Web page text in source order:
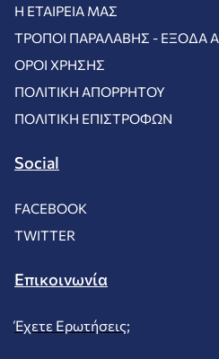
Η ΕΤΑΙΡΕΊΑ ΜΑΣ
ΤΡΌΠΟΙ ΠΑΡΑΛΑΒΉΣ - ΈΞΟΔΑ
ΌΡΟΙ ΧΡΉΣΗΣ
ΠΟΛΙΤΙΚΉ ΑΠΟΡΡΉΤΟΥ
ΠΟΛΙΤΙΚΉ ΕΠΙΣΤΡΟΦΏΝ
Social
FACEBOOK
TWITTER
Επικοινωνία
Έχετε Ερωτήσεις;